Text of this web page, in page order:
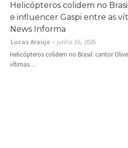
Helicópteros colidem no
e influencer Gaspi entre as
News Informa
Lucas Araujo
junho 16, 2026
Helicópteros colidem no Brasil: cantor
vítimas…